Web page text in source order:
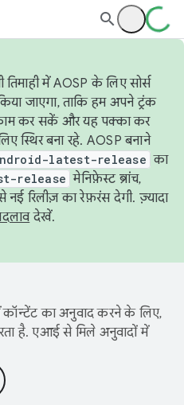
में AOSP के लिए सोर्स
जाएगा, ताकि हम अपने ट्रंक
कर सकें और यह पक्का कर
स्थिर बना रहे. AOSP बनाने
latest-release का
release मेनिफ़ेस्ट ब्रांच,
रिलीज़ का रेफ़रंस देगी. ज़्यादा
देखें.
का अनुवाद करने के लिए,
है. एआई से मिले अनुवादों में